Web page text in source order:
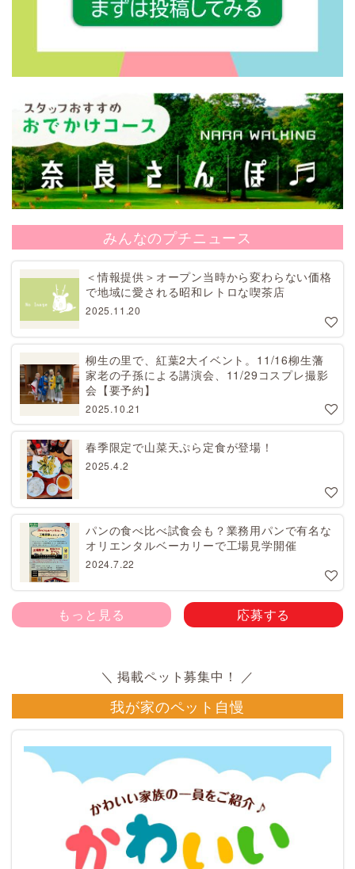
みんなのプチニュース
＜情報提供＞オープン当時から変わらない価格
で地域に愛される昭和レトロな喫茶店
2025.11.20
柳生の里で、紅葉2大イベント。11/16柳生藩
家老の子孫による講演会、11/29コスプレ撮影
会【要予約】
2025.10.21
春季限定で山菜天ぷら定食が登場！
2025.4.2
パンの食べ比べ試食会も？業務用パンで有名な
オリエンタルベーカリーで工場見学開催
2024.7.22
もっと見る 応募する
我が家のペット自慢